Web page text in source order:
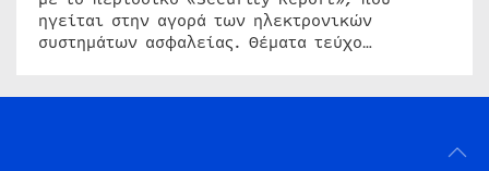
ηγείται στην αγορά των ηλεκτρονικών
συστημάτων ασφαλείας. Θέματα τεύχο…